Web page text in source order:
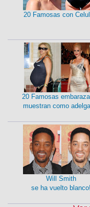
20 Famosas con
20 Famosas
muestran como
Will Smith
se ha vuelto blanco!